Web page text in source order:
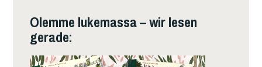
Olemme lukemassa – wir lesen
gerade: